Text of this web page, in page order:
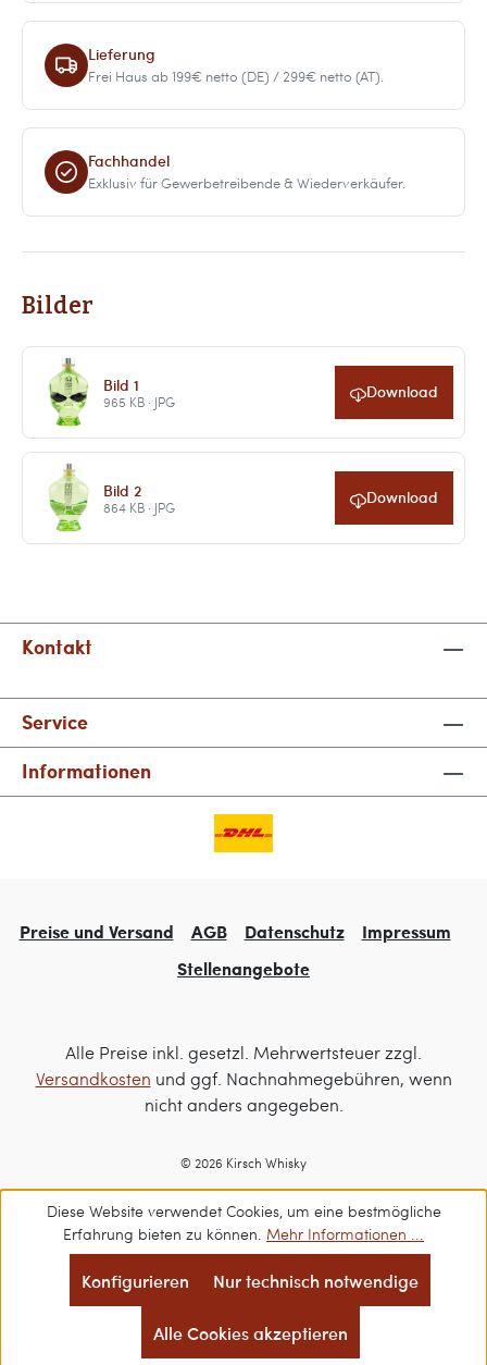
Lieferung
Frei Haus ab 199€ netto (DE) / 299€ netto (AT).
Fachhandel
Exklusiv für Gewerbetreibende & Wiederverkäufer.
Bilder
Bild 1
965 KB · JPG Download
Bild 2
864 KB · JPG Download
Kontakt
Service
Informationen
Preise und Versand AGB Datenschutz
Impressum
Stellenangebote
Alle Preise inkl. gesetzl. Mehrwertsteuer zzgl.
Versandkosten und ggf. Nachnahmegebühren, wenn
nicht anders angegeben.
© 2026 Kirsch Whisky
Diese Website verwendet Cookies, um eine bestmögliche
Erfahrung bieten zu können. Mehr Informationen ...
Nur technisch notwendige
Konfigurieren
Alle Cookies akzeptieren